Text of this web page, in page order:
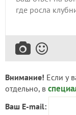
Внимание! Если у
отдельно, в
Ваш E-mail: